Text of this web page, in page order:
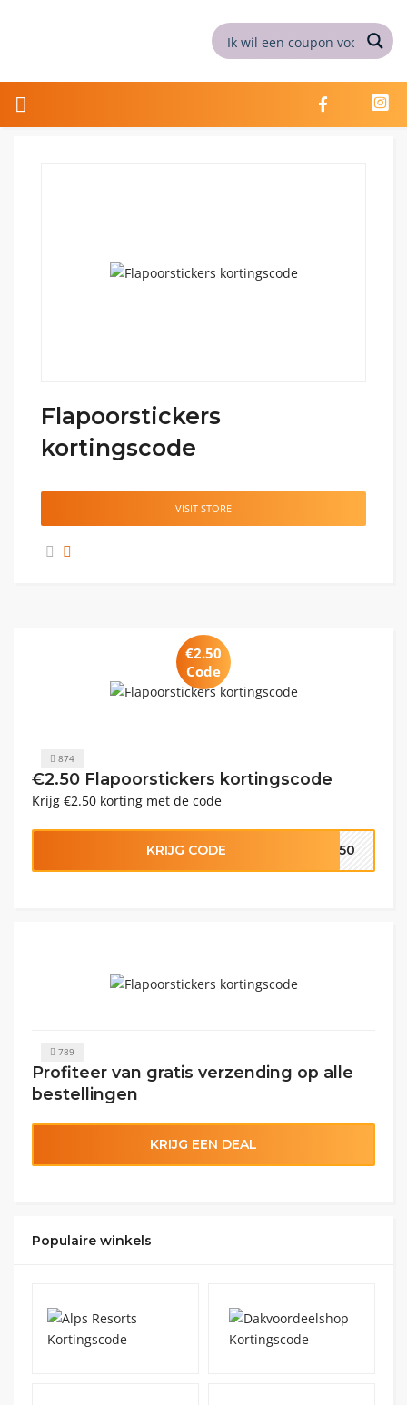
Flapoorstickers
kortingscode
VISIT STORE
€2.50
Code
874
€2.50 Flapoorstickers kortingscode
Krijg €2.50 korting met de code
KRIJG CODE p250
789
Profiteer van gratis verzending op alle
bestellingen
KRIJG EEN DEAL
Populaire winkels